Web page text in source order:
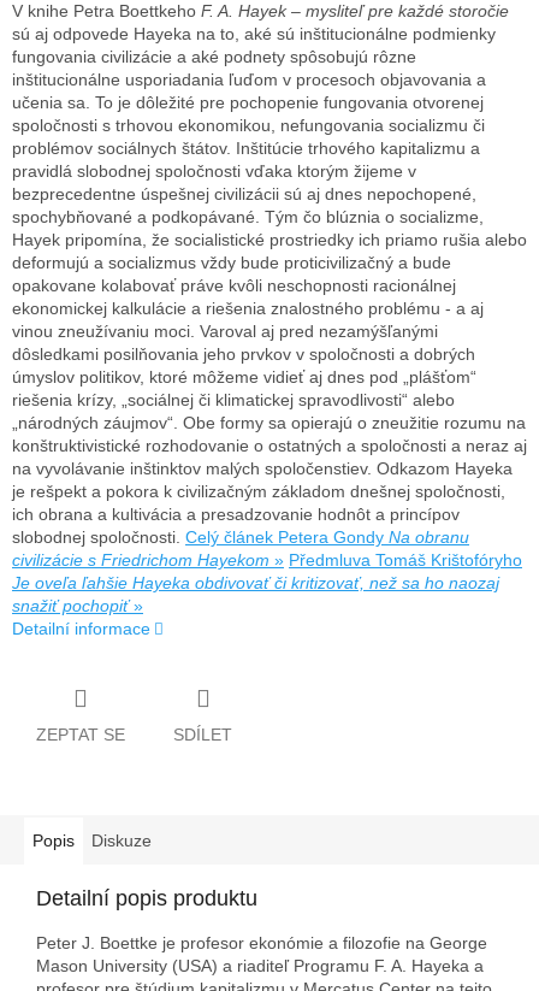
V knihe Petra Boettkeho F. A. Hayek – mysliteľ pre každé storočie
sú aj odpovede Hayeka na to, aké sú inštitucionálne podmienky
fungovania civilizácie a aké podnety spôsobujú rôzne
inštitucionálne usporiadania ľuďom v procesoch objavovania a
učenia sa. To je dôležité pre pochopenie fungovania otvorenej
spoločnosti s trhovou ekonomikou, nefungovania socializmu či
problémov sociálnych štátov. Inštitúcie trhového kapitalizmu a
pravidlá slobodnej spoločnosti vďaka ktorým žijeme v
bezprecedentne úspešnej civilizácii sú aj dnes nepochopené,
spochybňované a podkopávané. Tým čo blúznia o socializme,
Hayek pripomína, že socialistické prostriedky ich priamo rušia alebo
deformujú a socializmus vždy bude proticivilizačný a bude
opakovane kolabovať práve kvôli neschopnosti racionálnej
ekonomickej kalkulácie a riešenia znalostného problému - a aj
vinou zneužívaniu moci. Varoval aj pred nezamýšľanými
dôsledkami posilňovania jeho prvkov v spoločnosti a dobrých
úmyslov politikov, ktoré môžeme vidieť aj dnes pod „plášťom“
riešenia krízy, „sociálnej či klimatickej spravodlivosti“ alebo
„národných záujmov“. Obe formy sa opierajú o zneužitie rozumu na
konštruktivistické rozhodovanie o ostatných a spoločnosti a neraz aj
na vyvolávanie inštinktov malých spoločenstiev. Odkazom Hayeka
je rešpekt a pokora k civilizačným základom dnešnej spoločnosti,
ich obrana a kultivácia a presadzovanie hodnôt a princípov
slobodnej spoločnosti. Celý článek Petera Gondy Na obranu
civilizácie s Friedrichom Hayekom » Předmluva Tomáš Krištofóryho
Je oveľa ľahšie Hayeka obdivovať či kritizovať, než sa ho naozaj
snažiť pochopiť»
Detailní informace
ZEPTAT SE SDÍLET
Popis Diskuze
Detailní popis produktu
Peter J. Boettke je profesor ekonómie a filozofie na George
Mason University (USA) a riaditeľ Programu F. A. Hayeka a